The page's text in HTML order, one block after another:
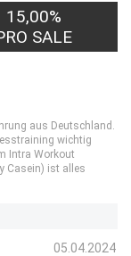
15,00%
SALE
aus Deutschland.
wichtig
Intra Workout
Casein) ist alles
05.04.2024